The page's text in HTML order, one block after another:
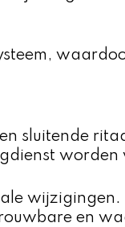
sluitende
worden
en